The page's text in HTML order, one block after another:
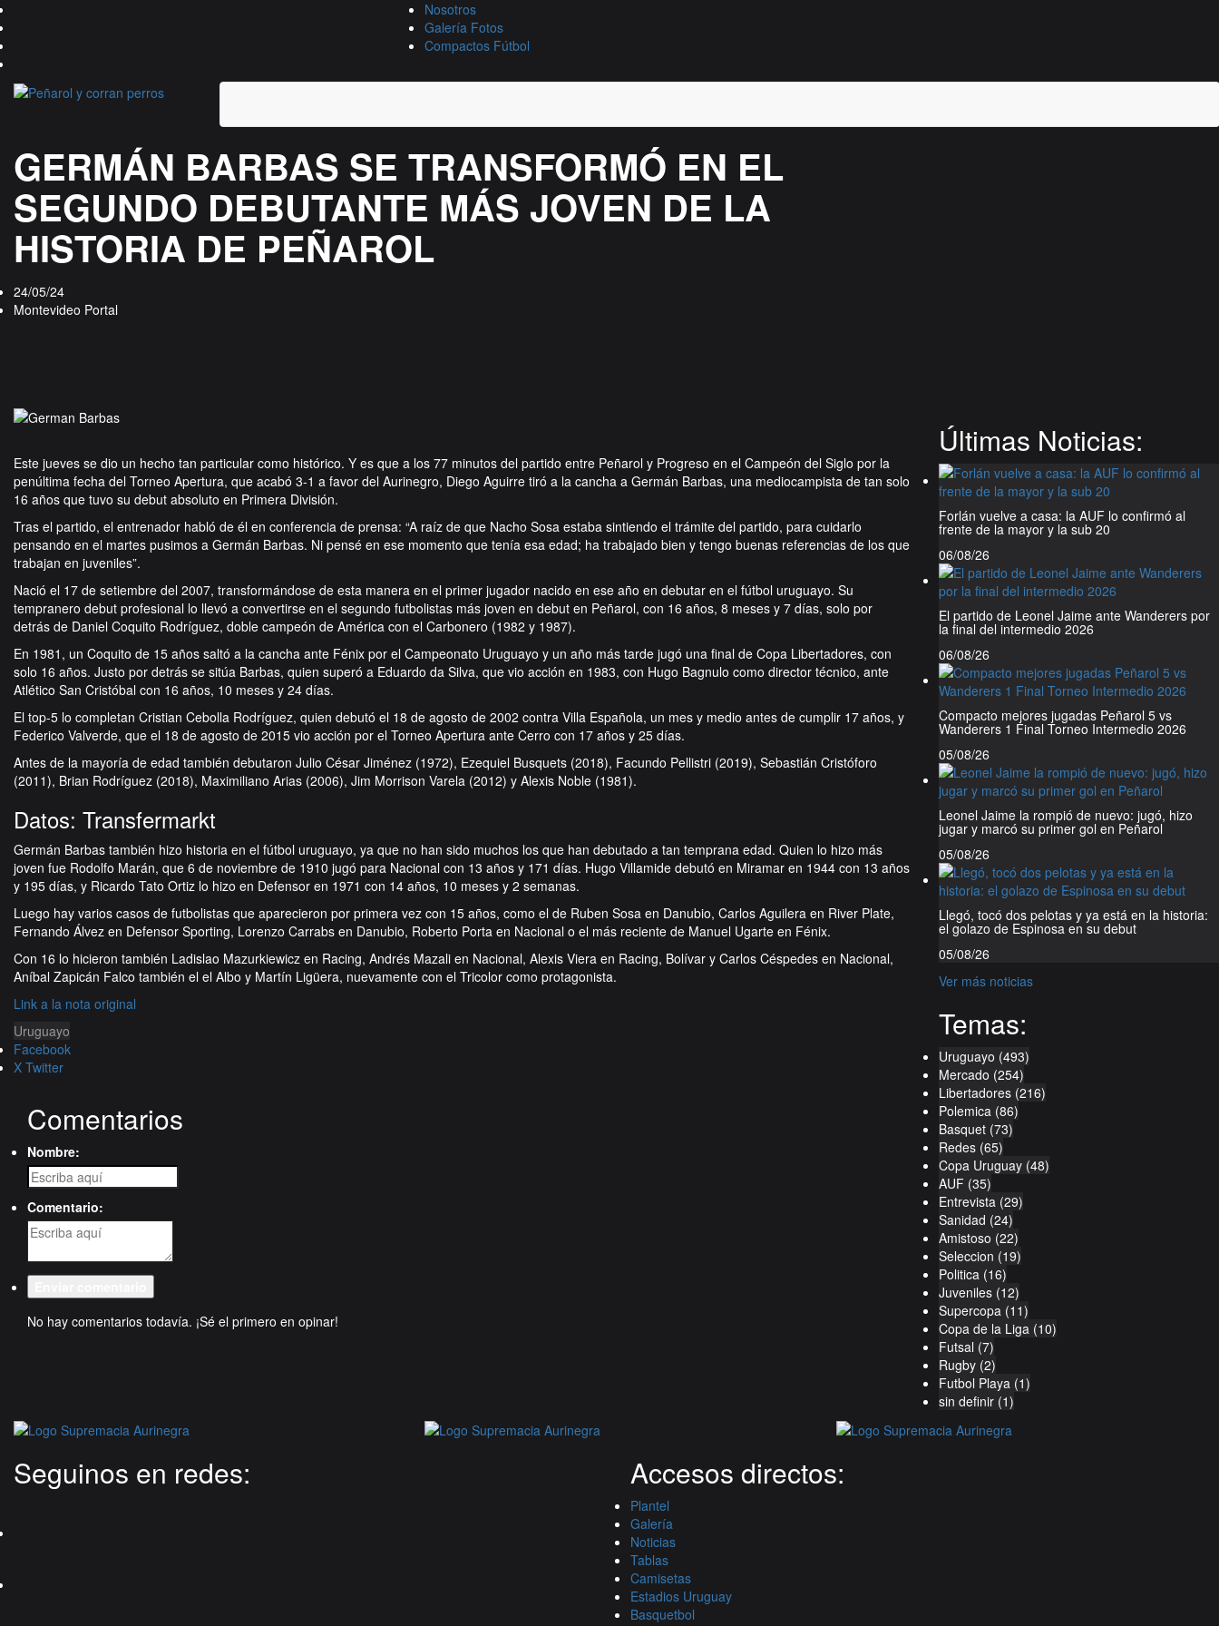
Nosotros
Galería Fotos
Compactos Fútbol
GERMÁN BARBAS SE TRANSFORMÓ EN EL
SEGUNDO DEBUTANTE MÁS JOVEN DE LA
HISTORIA DE PEÑAROL
24/05/24
Montevideo Portal
Este jueves se dio un hecho tan particular como histórico. Y es que a los 77 minutos del partido entre Peñarol y Progreso en el Campeón del Siglo por la
penúltima fecha del Torneo Apertura, que acabó 3-1 a favor del Aurinegro, Diego Aguirre tiró a la cancha a Germán Barbas, una mediocampista de tan solo
16 años que tuvo su debut absoluto en Primera División.
Tras el partido, el entrenador habló de él en conferencia de prensa: “A raíz de que Nacho Sosa estaba sintiendo el trámite del partido, para cuidarlo
pensando en el martes pusimos a Germán Barbas. Ni pensé en ese momento que tenía esa edad; ha trabajado bien y tengo buenas referencias de los que
trabajan en juveniles”.
Nació el 17 de setiembre del 2007, transformándose de esta manera en el primer jugador nacido en ese año en debutar en el fútbol uruguayo. Su
tempranero debut profesional lo llevó a convertirse en el segundo futbolistas más joven en debut en Peñarol, con 16 años, 8 meses y 7 días, solo por
detrás de Daniel Coquito Rodríguez, doble campeón de América con el Carbonero (1982 y 1987).
En 1981, un Coquito de 15 años saltó a la cancha ante Fénix por el Campeonato Uruguayo y un año más tarde jugó una final de Copa Libertadores, con
solo 16 años. Justo por detrás se sitúa Barbas, quien superó a Eduardo da Silva, que vio acción en 1983, con Hugo Bagnulo como director técnico, ante
Atlético San Cristóbal con 16 años, 10 meses y 24 días.
El top-5 lo completan Cristian Cebolla Rodríguez, quien debutó el 18 de agosto de 2002 contra Villa Española, un mes y medio antes de cumplir 17 años, y
Federico Valverde, que el 18 de agosto de 2015 vio acción por el Torneo Apertura ante Cerro con 17 años y 25 días.
Antes de la mayoría de edad también debutaron Julio César Jiménez (1972), Ezequiel Busquets (2018), Facundo Pellistri (2019), Sebastián Cristóforo
(2011), Brian Rodríguez (2018), Maximiliano Arias (2006), Jim Morrison Varela (2012) y Alexis Noble (1981).
Datos: Transfermarkt
Germán Barbas también hizo historia en el fútbol uruguayo, ya que no han sido muchos los que han debutado a tan temprana edad. Quien lo hizo más
joven fue Rodolfo Marán, que 6 de noviembre de 1910 jugó para Nacional con 13 años y 171 días. Hugo Villamide debutó en Miramar en 1944 con 13 años
y 195 días, y Ricardo Tato Ortiz lo hizo en Defensor en 1971 con 14 años, 10 meses y 2 semanas.
Luego hay varios casos de futbolistas que aparecieron por primera vez con 15 años, como el de Ruben Sosa en Danubio, Carlos Aguilera en River Plate,
Fernando Álvez en Defensor Sporting, Lorenzo Carrabs en Danubio, Roberto Porta en Nacional o el más reciente de Manuel Ugarte en Fénix.
Con 16 lo hicieron también Ladislao Mazurkiewicz en Racing, Andrés Mazali en Nacional, Alexis Viera en Racing, Bolívar y Carlos Céspedes en Nacional,
Aníbal Zapicán Falco también el el Albo y Martín Ligüera, nuevamente con el Tricolor como protagonista.
Link a la nota original
Uruguayo
Facebook
X Twitter
Comentarios
Nombre:
Comentario:
No hay comentarios todavía. ¡Sé el primero en opinar!
Últimas Noticias:
Forlán vuelve a casa: la AUF lo confirmó al
frente de la mayor y la sub 20
06/08/26
El partido de Leonel Jaime ante Wanderers por
la final del intermedio 2026
06/08/26
Compacto mejores jugadas Peñarol 5 vs
Wanderers 1 Final Torneo Intermedio 2026
05/08/26
Leonel Jaime la rompió de nuevo: jugó, hizo
jugar y marcó su primer gol en Peñarol
05/08/26
Llegó, tocó dos pelotas y ya está en la historia:
el golazo de Espinosa en su debut
05/08/26
Ver más noticias
Temas:
Uruguayo (493)
Mercado (254)
Libertadores (216)
Polemica (86)
Basquet (73)
Redes (65)
Copa Uruguay (48)
AUF (35)
Entrevista (29)
Sanidad (24)
Amistoso (22)
Seleccion (19)
Politica (16)
Juveniles (12)
Supercopa (11)
Copa de la Liga (10)
Futsal (7)
Rugby (2)
Futbol Playa (1)
sin definir (1)
Seguinos en redes: Accesos directos:
Plantel
Galería
Noticias
Tablas
Camisetas
Estadios Uruguay
Basquetbol